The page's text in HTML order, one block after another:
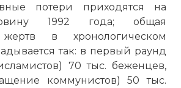
потери приходятся на
1992 года; общая
жертв в хронологическом
так: в первый раунд
70 тыс. беженцев,
коммунистов) 50 тыс.